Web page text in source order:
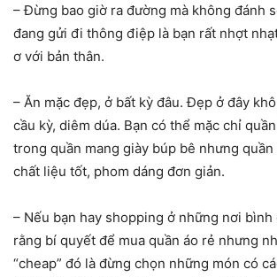
– Đừng bao giờ ra đường mà không đánh
đang gửi đi thông điệp là bạn rất nhợt
ơ với bản thân.
– Ăn mặc đẹp, ở bất kỳ đâu. Đẹp ở đây
cầu kỳ, diêm dúa. Bạn có thể mặc chỉ
trong quần mang giày búp bê nhưng quần
chất liệu tốt, phom dáng đơn giản.
– Nếu bạn hay shopping ở những nơi bình
rằng bí quyết để mua quần áo rẻ nhưng
“cheap” đó là đừng chọn những món có